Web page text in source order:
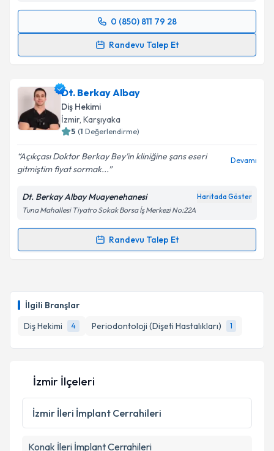
İlgili Branşlar
Diş Hekimi
4 Periodontoloji (Dişeti Hastalıkları) 1
0 (850) 811 79 28
Randevu Talep Et
Randevu Takvimi Talebi
takvim hazırlandığında e-posta ile bilgilendireceğiz.
E-posta Adresiniz
Kişisel verilerimin işlenmesine ilişkin
kapsamda işlenmesini kabul ediyorum.
Takvim Talebini Gönder
Dt. Berkay Albay
Diş Hekimi
İzmir, Karşıyaka
5 (1 Değerlendirme)
Açıkçası Doktor Berkay Bey’in kliniğine şans eseri
gitmiştim fiyat sormak...
Devamı
Dt. Berkay Albay Muayenehanesi Haritada Göster
Tuna Mahallesi Tiyatro Sokak Borsa İş Merkezi No:22A
Randevu Talep Et
Randevu Takvimi Talebi
takvim hazırlandığında e-posta ile bilgilendireceğiz.
E-posta Adresiniz
Kişisel verilerimin işlenmesine ilişkinAydınlatma
Metni
'ni okudum ve kişisel verilerimin belirtilen
kapsamda işlenmesini kabul ediyorum.
İzmir İlçeleri
İzmir İleri İmplant Cerrahileri
Konak İleri İmplant Cerrahileri